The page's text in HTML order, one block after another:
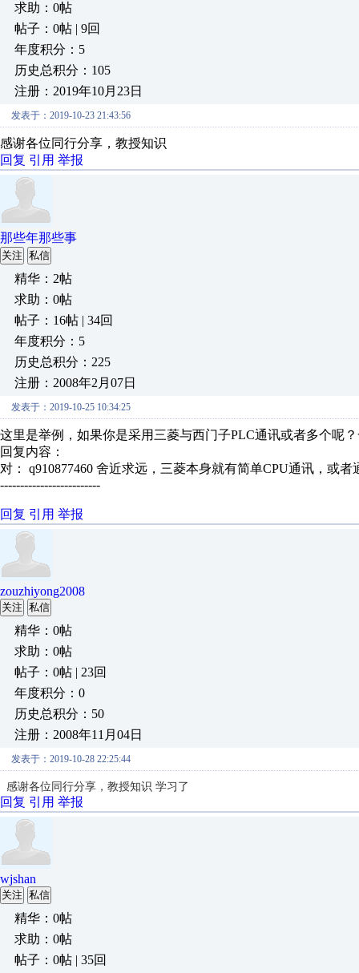
求助：0帖
帖子：0帖 | 9回
年度积分：5
历史总积分：105
注册：2019年10月23日
发表于：2019-10-23 21:43:56
感谢各位同行分享，教授知识
回复 引用 举报
那些年那些事
关注 私信
精华：2帖
求助：0帖
帖子：16帖 | 34回
年度积分：5
历史总积分：225
注册：2008年2月07日
发表于：2019-10-25 10:34:25
这里是举例，如果你是采用三菱与西门子PLC通讯或者多个呢
回复内容：
对： q910877460 舍近求远，三菱本身就有简单CPU通讯，或者
-------------------------
回复 引用 举报
zouzhiyong2008
关注 私信
精华：0帖
求助：0帖
帖子：0帖 | 23回
年度积分：0
历史总积分：50
注册：2008年11月04日
发表于：2019-10-28 22:25:44
感谢各位同行分享，教授知识 学习了
回复 引用 举报
wjshan
关注 私信
精华：0帖
求助：0帖
帖子：0帖 | 35回